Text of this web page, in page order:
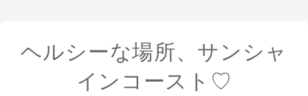
ヘルシーな場所、サンシャ
インコースト♡